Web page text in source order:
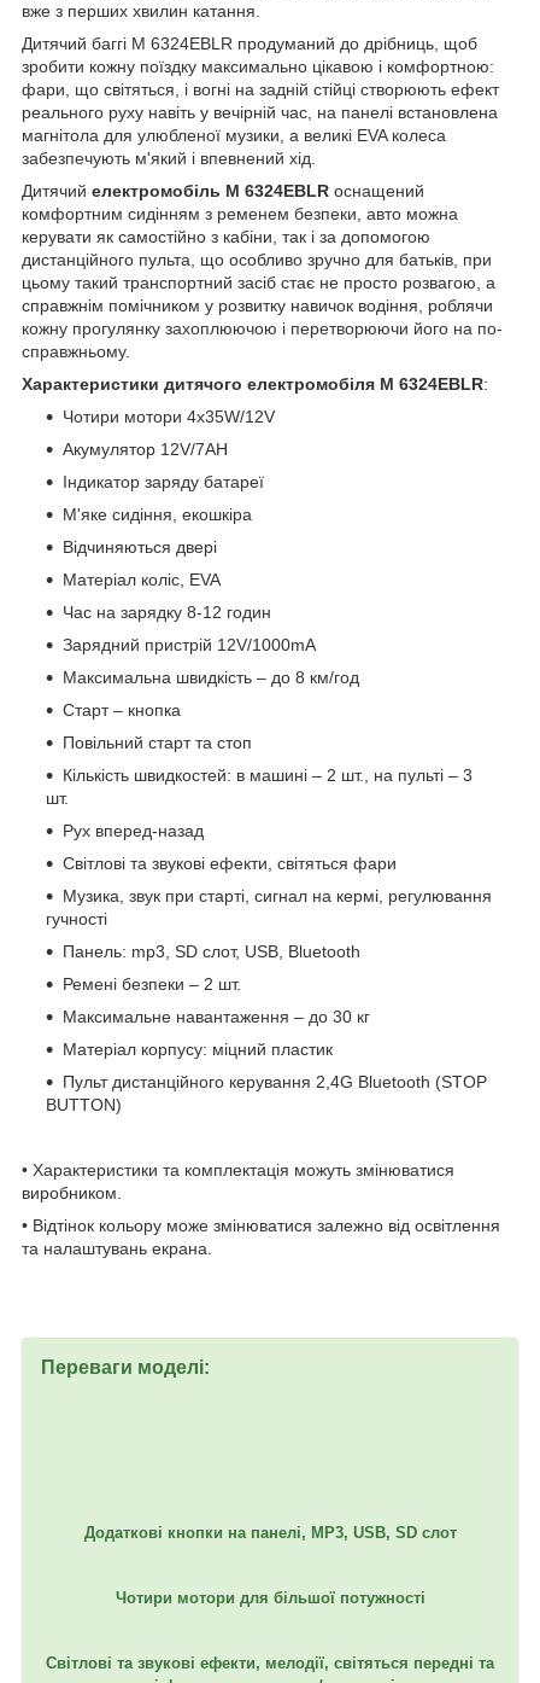
вже з перших хвилин катання.
Дитячий баггі M 6324EBLR продуманий до дрібниць, щоб
зробити кожну поїздку максимально цікавою і комфортною:
фари, що світяться, і вогні на задній стійці створюють ефект
реального руху навіть у вечірній час, на панелі встановлена ​​
магнітола для улюбленої музики, а великі EVA колеса
забезпечують м'який і впевнений хід.
Дитячий електромобіль M 6324EBLR оснащений
комфортним сидінням з ременем безпеки, авто можна
керувати як самостійно з кабіни, так і за допомогою
дистанційного пульта, що особливо зручно для батьків, при
цьому такий транспортний засіб стає не просто розвагою, а
справжнім помічником у розвитку навичок водіння, роблячи
кожну прогулянку захоплюючою і перетворюючи його на по-
справжньому.
Характеристики дитячого електромобіля M 6324EBLR:
Чотири мотори 4х35W/12V
Акумулятор 12V/7AH
Індикатор заряду батареї
М'яке сидіння, екошкіра
Відчиняються двері
Матеріал коліс, EVA
Час на зарядку 8-12 годин
Зарядний пристрій 12V/1000mA
Максимальна швидкість – до 8 км/год
Старт – кнопка
Повільний старт та стоп
Кількість швидкостей: в машині – 2 шт., на пульті – 3
шт.
Рух вперед-назад
Світлові та звукові ефекти, світяться фари
Музика, звук при старті, сигнал на кермі, регулювання
гучності
Панель: mp3, SD слот, USB, Bluetooth
Ремені безпеки – 2 шт.
Максимальне навантаження – до 30 кг
Матеріал корпусу: міцний пластик
Пульт дистанційного керування 2,4G Bluetooth (STOP
BUTTON)
• Характеристики та комплектація можуть змінюватися
виробником.
• Відтінок кольору може змінюватися залежно від освітлення
та налаштувань екрана.
Переваги моделі:
Додаткові кнопки на панелі, MР3, USB, SD слот
Чотири мотори для більшої потужності
Світлові та звукові ефекти, мелодії, світяться передні та